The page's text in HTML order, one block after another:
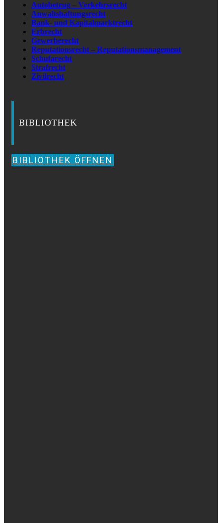
Autobetrug – Verkehrsrecht
Anwaltshaftungsrecht
Bank- und Kapitalmarktrecht
Erbrecht
Gewerberecht
Reputationsrecht – Reputationsmanagement
Schufarecht
Strafrecht
Zivilrecht
BIBLIOTHEK
BIBLIOTHEK ÖFFNEN